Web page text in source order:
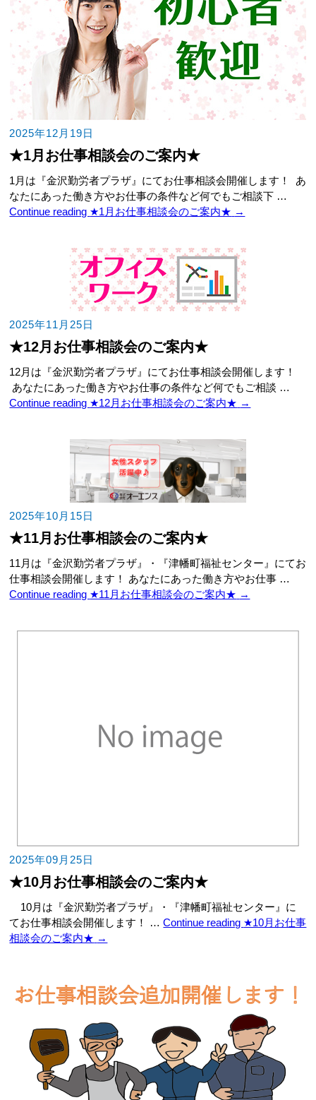
2025年12月19日
★1月お仕事相談会のご案内★
1月は『金沢勤労者プラザ』にてお仕事相談会開催します！ あ
なたにあった働き方やお仕事の条件など何でもご相談下 …
Continue reading ★1月お仕事相談会のご案内★ →
2025年11月25日
★12月お仕事相談会のご案内★
12月は『金沢勤労者プラザ』にてお仕事相談会開催します！
あなたにあった働き方やお仕事の条件など何でもご相談 …
Continue reading ★12月お仕事相談会のご案内★ →
2025年10月15日
★11月お仕事相談会のご案内★
11月は『金沢勤労者プラザ』・『津幡町福祉センター』にてお
仕事相談会開催します！ あなたにあった働き方やお仕事 …
Continue reading ★11月お仕事相談会のご案内★ →
2025年09月25日
★10月お仕事相談会のご案内★
10月は『金沢勤労者プラザ』・『津幡町福祉センター』に
てお仕事相談会開催します！ …Continue reading ★10月お仕事
相談会のご案内★ →